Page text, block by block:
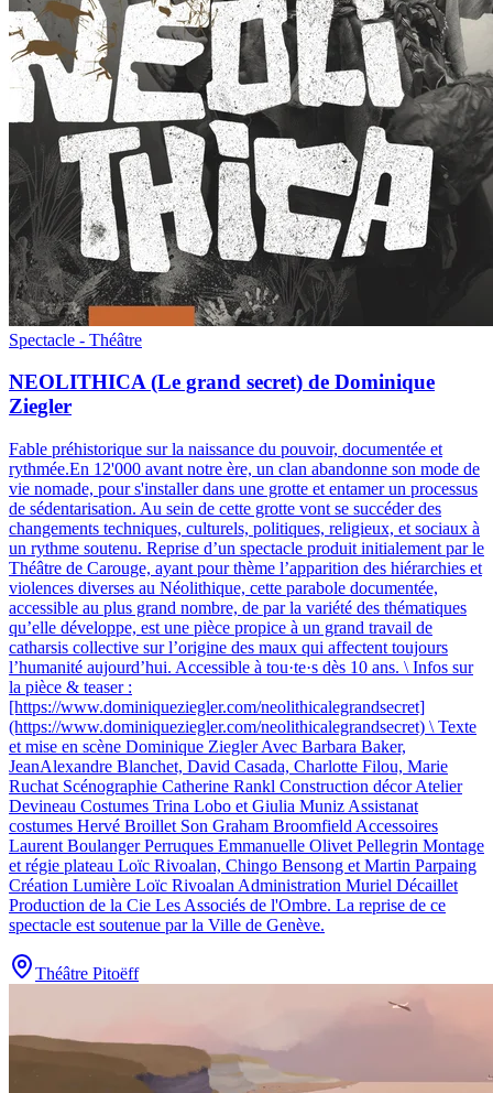
Spectacle - Théâtre
NEOLITHICA (Le grand secret) de Dominique
Ziegler
Fable préhistorique sur la naissance du pouvoir, documentée et
rythmée.En 12'000 avant notre ère, un clan abandonne son mode de
vie nomade, pour s'installer dans une grotte et entamer un processus
de sédentarisation. Au sein de cette grotte vont se succéder des
changements techniques, culturels, politiques, religieux, et sociaux à
un rythme soutenu. Reprise d’un spectacle produit initialement par le
Théâtre de Carouge, ayant pour thème l’apparition des hiérarchies et
violences diverses au Néolithique, cette parabole documentée,
accessible au plus grand nombre, de par la variété des thématiques
qu’elle développe, est une pièce propice à un grand travail de
catharsis collective sur l’origine des maux qui affectent toujours
l’humanité aujourd’hui. Accessible à tou·te·s dès 10 ans. \ Infos sur
la pièce & teaser :
[https://www.dominiqueziegler.com/neolithicalegrandsecret]
(https://www.dominiqueziegler.com/neolithicalegrandsecret) \ Texte
et mise en scène Dominique Ziegler Avec Barbara Baker,
JeanAlexandre Blanchet, David Casada, Charlotte Filou, Marie
Ruchat Scénographie Catherine Rankl Construction décor Atelier
Devineau Costumes Trina Lobo et Giulia Muniz Assistanat
costumes Hervé Broillet Son Graham Broomfield Accessoires
Laurent Boulanger Perruques Emmanuelle Olivet Pellegrin Montage
et régie plateau Loïc Rivoalan, Chingo Bensong et Martin Parpaing
Création Lumière Loïc Rivoalan Administration Muriel Décaillet
Production de la Cie Les Associés de l'Ombre. La reprise de ce
spectacle est soutenue par la Ville de Genève.
Théâtre Pitoëff